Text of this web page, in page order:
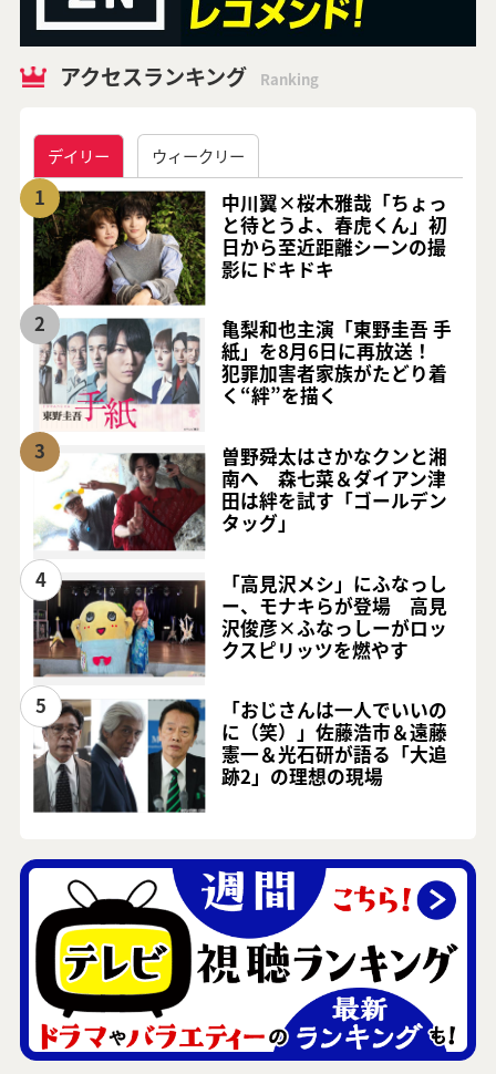
アクセスランキング Ranking
デイリー ウィークリー
1
中川翼×桜木雅哉「ちょっ
と待とうよ、春虎くん」初
日から至近距離シーンの撮
影にドキドキ
2
亀梨和也主演「東野圭吾 手
紙」を8月6日に再放送！
犯罪加害者家族がたどり着
く“絆”を描く
3
曽野舜太はさかなクンと湘
南へ 森七菜＆ダイアン津
田は絆を試す「ゴールデン
タッグ」
4
「高見沢メシ」にふなっし
ー、モナキらが登場 高見
沢俊彦×ふなっしーがロッ
クスピリッツを燃やす
5
「おじさんは一人でいいの
に（笑）」佐藤浩市＆遠藤
憲一＆光石研が語る「大追
跡2」の理想の現場